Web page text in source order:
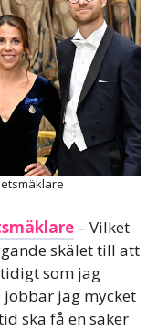
– Vilket
skälet till att
som jag
jag mycket
ska få en säker